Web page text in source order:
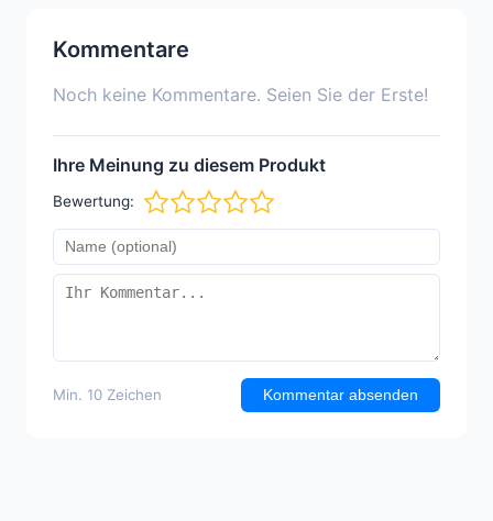
Kommentare
Noch keine Kommentare. Seien Sie der Erste!
Ihre Meinung zu diesem Produkt
Bewertung:
Min. 10 Zeichen Kommentar absenden